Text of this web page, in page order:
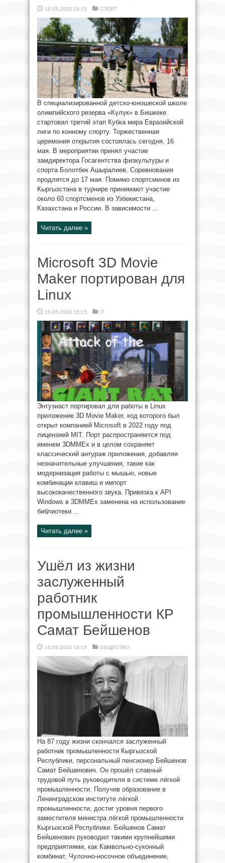
16.05.2026 19:15 СПОРТ
В специализированной детско-юношеской школе
олимпийского резерва «Күлүк» в Бишкеке
стартовал третий этап Кубка мира Евразийской
лиги по конному спорту. Торжественная
церемония открытия состоялась сегодня, 16
мая. В мероприятии принял участие
замдиректора Госагентства физкультуры и
спорта Болотбек Ашыралиев. Соревнования
продлятся до 17 мая. Помимо спортсменов из
Кыргызстана в турнире принимают участие
около 60 спортсменов из Узбекистана,
Казахстана и России. В зависимости ...
Читать далее »
Microsoft 3D Movie
Maker портирован для
Linux
16.05.2026 15:15 IT
Энтузиаст портировал для работы в Linux
приложение 3D Movie Maker, код которого был
открыт компанией Microsoft в 2022 году под
лицензией MIT. Порт распространяется под
именем 3DMMEx и в целом сохраняет
классический антураж приложения, добавляя
незначительные улучшения, такие как
модернизация работы с мышью, новые
комбинации клавиш и импорт
высококачественного звука. Привязка к API
Windows в 3DMMEx заменена на использование
библиотеки ...
Читать далее »
Ушёл из жизни
заслуженный
работник
промышленности КР
Самат Бейшенов
16.05.2026 14:15 ОБЩЕСТВО
На 87 году жизни скончался заслуженный
работник промышленности Кыргызской
Республики, персональный пенсионер Бейшенов
Самат Бейшенович. Он прошёл славный
трудовой путь руководителя в системе лёгкой
промышленности. Получив образование в
Ленинградском институте лёгкой
промышленности, достиг уровня первого
заместителя министра лёгкой промышленности
Кыргызской Республики. Бейшенов Самат
Бейшенович руководил такими крупнейшими
предприятиями, как Камвольно-суконный
комбинат, Чулочно-носочное объединение,